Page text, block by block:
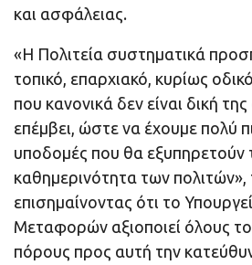
και ασφάλειας.
«Η Πολιτεία συστηματικά
τοπικό, επαρχιακό, κυρίως
που κανονικά δεν είναι δική
επέμβει, ώστε να έχουμε πολύ
υποδομές που θα εξυπηρετούν
καθημερινότητα των πολιτών»,
επισημαίνοντας ότι το
Μεταφορών αξιοποιεί όλους
πόρους προς αυτή την